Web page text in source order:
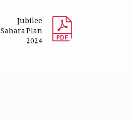
Jubilee
Sahara Plan
2024